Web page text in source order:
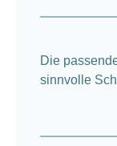
Die
sinnvolle